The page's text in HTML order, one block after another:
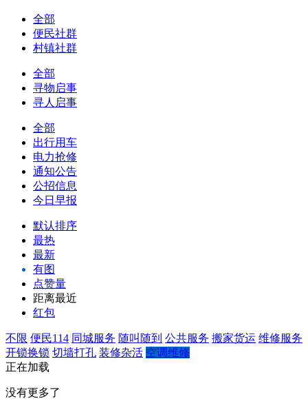
全部
便民社群
村镇社群
全部
寻物启事
寻人启事
全部
出行用车
电力抢修
通知公告
公招信息
今日早报
默认排序
最热
最新
有图
点赞量
距离最近
红包
不限 便民114 同城服务 随叫随到 公共服务 搬家货运 维修服务
开锁换锁 切墙打孔 装修杂活 空调维修
正在加载
没有更多了